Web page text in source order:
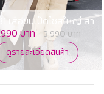
เสื้อขนเป็ดไซสใหญ่ สาว
อวบ
บาท
3,990 บาท
ดูรายละเอียดสินค้า